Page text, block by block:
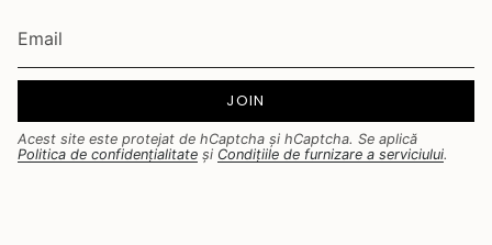
JOIN
Acest site este protejat de hCaptcha și hCaptcha. Se aplică
Politica de confidențialitate și Condițiile de furnizare a serviciului.